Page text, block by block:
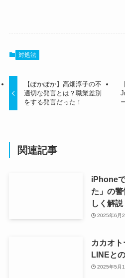
対処法
【ぽかぽか】高畑淳子の不
適切な発言とは？職業差別
をする発言だった！
関連記事
iPhone
た」の
しく解説
2025年6月
カカオ
LINEと
2025年5月